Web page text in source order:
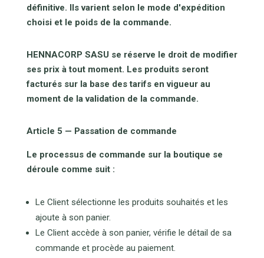
définitive. Ils varient selon le mode d'expédition
choisi et le poids de la commande.
HENNACORP SASU se réserve le droit de modifier
ses prix à tout moment. Les produits seront
facturés sur la base des tarifs en vigueur au
moment de la validation de la commande.
Article 5 — Passation de commande
Le processus de commande sur la boutique se
déroule comme suit :
Le Client sélectionne les produits souhaités et les
ajoute à son panier.
Le Client accède à son panier, vérifie le détail de sa
commande et procède au paiement.